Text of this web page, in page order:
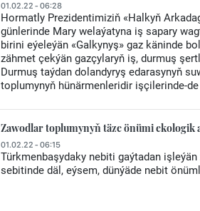
01.02.22 - 06:28
Hormatly Prezidentimiziň «Halkyň
günlerinde Mary welaýatyna iş sapary
birini eýeleýän «Galkynyş» gaz käninde
zähmet çekýän gazçylaryň iş, durmuş
Durmuş taýdan dolandyryş edarasynyň
toplumynyň hünärmenleridir işçilerinde-
Zawodlar toplumynyň täze önümi ekologik
01.02.22 - 06:15
Türkmenbaşydaky nebiti gaýtadan
sebitinde däl, eýsem, dünýäde nebit